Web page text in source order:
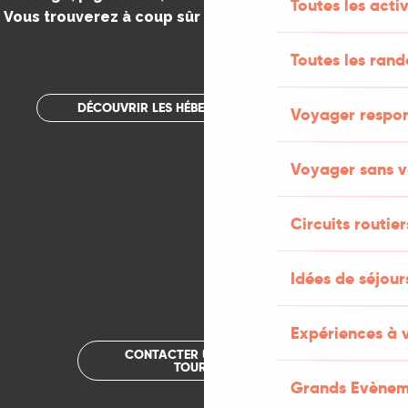
Toutes les
Toutes les
Voyager
Voyager sans
Circuits
Idées de
Expériences à
Grands
Vous trouverez à coup sûr votre bonheur dans le Lot.
.
DÉCOUVRIR LES HÉBERGEMENTS INSOLITES
CONTACTER UN OFFICE DE
TOURISME